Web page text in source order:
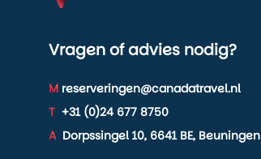
Vragen of advies nodig?
M reserveringen@canadatravel.nl
T +31 (0)24 677 8750
A Dorpssingel 10, 6641 BE, Beuningen